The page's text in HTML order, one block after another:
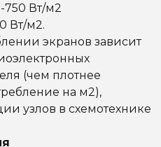
750 Вт/м2
Вт/м2.
экранов зависит
(чем плотнее
на м2),
узлов в схемотехнике